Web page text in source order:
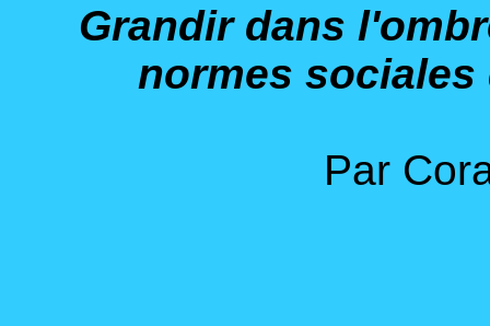
Grandir dans
normes sociales
Par